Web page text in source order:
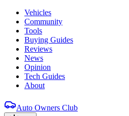
Vehicles
Community
Tools
Buying Guides
Reviews
News
Opinion
Tech Guides
About
Auto Owners Club